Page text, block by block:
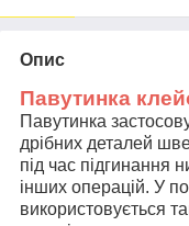
Опис
Павутинка
Павутинка
дрібних деталей
під час підгинання
інших операцій. У
використовується